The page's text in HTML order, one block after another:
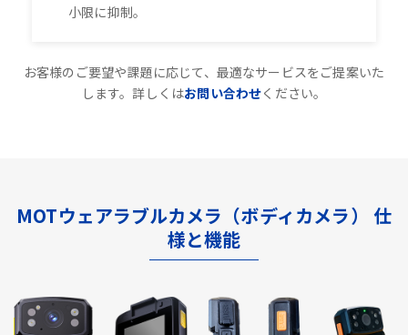
小限に抑制。
お客様のご要望や課題に応じて、最適なサービスをご提案いた
します。詳しくはお問い合わせください。
MOTウェアラブルカメラ（ボディカメラ） 仕
様と機能